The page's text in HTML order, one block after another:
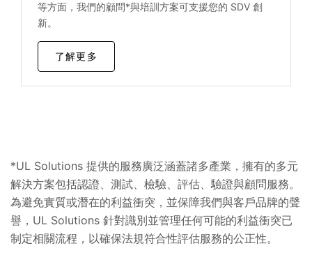
等方面，我們的顧問*與培訓方案可支援您的 SDV 創
新。
了解更多
*UL Solutions 提供的服務廣泛涵蓋諸多產業，擁有的多元
解決方案包括認證、測試、檢驗、評估、驗證與顧問服務。
為避免實質或潛在的利益衝突，並保障我們與客戶品牌的聲
譽，UL Solutions 針對識別並管理任何可能的利益衝突已
制定相關流程，以確保法規符合性評估服務的公正性。